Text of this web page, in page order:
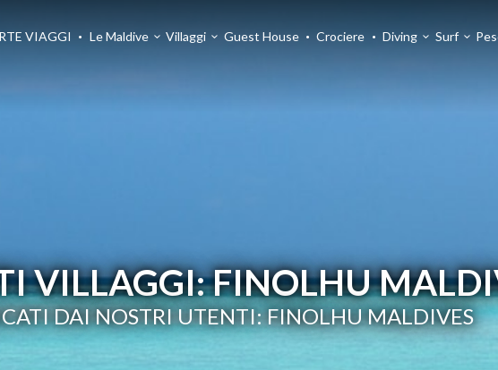
VIAGGI Le Maldive Villaggi Guest House Crociere Diving Surf
VILLAGGI: FINOLHU
DAI NOSTRI UTENTI: FINOLHU MALDIVES